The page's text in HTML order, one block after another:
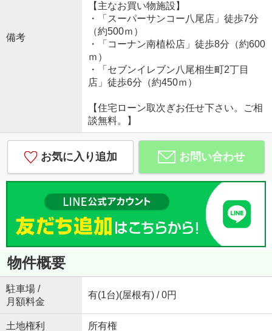
備考
【主なお買い物施設】
・「スーパーサンコー八尾店」徒歩7分
（約500ｍ）
・「コーナン南植松店」徒歩8分（約600
ｍ）
・「セブンイレブン八尾相生町2丁目
店」徒歩6分（約450ｍ）
【住宅ローン取次ぎお任せ下さい。ご相
談無料。】
お気に入り追加 お問い合わせ
物件概要
駐車場 /
月額料金
有(1台)(屋根有) / 0円
土地権利 所有権